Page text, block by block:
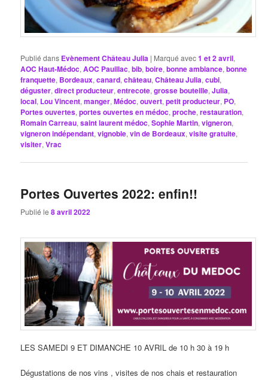
Publié dans Evènement Château Julia | Marqué avec1 et 2 avril,
AOC Haut-Médoc,AOC Pauillac,bib,boire,bonne ambiance,bonne
franquette, Bordeaux,canard,château,Château Julia,cubi,
déguster,direct producteur,entrecote,grosse bouteille,Julia,
local, Lou Vincent,manger,Médoc,ouvert,petit producteur, PO,
Portes ouvertes,portes ouvertes en médoc,proche,restauration,
Romain Carreau,saint laurent médoc,Sophie Martin,vigneron,
vigneron indépendant,vignoble,vin de Bordeaux,visite gratuite,
visiter,Vrac
Portes Ouvertes 2022: enfin!!
Publié le8 avril 2022
LES SAMEDI 9 ET DIMANCHE 10 AVRIL de 10 h 30 à 19 h
Dégustations de nos vins , visites de nos chais et restauration